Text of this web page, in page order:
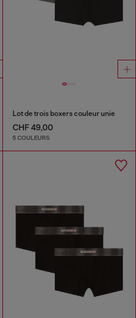
Lot de trois boxers couleur unie
CHF 49,00
5 COULEURS